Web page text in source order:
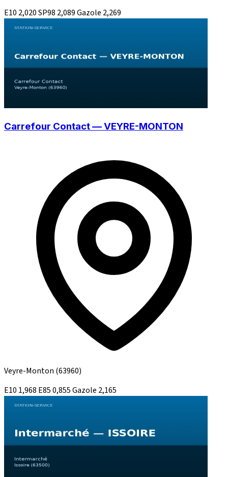
E10 2,020SP98 2,089Gazole 2,269
Carrefour Contact — VEYRE-MONTON
Veyre-Monton (63960)
E10 1,968 E850,855Gazole 2,165